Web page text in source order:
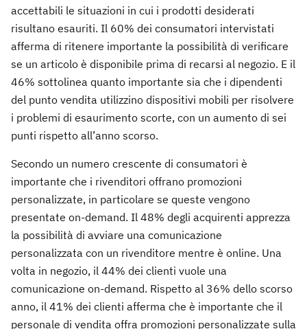
accettabili le situazioni in cui i prodotti desiderati
risultano esauriti. Il 60% dei consumatori intervistati
afferma di ritenere importante la possibilità di verificare
se un articolo è disponibile prima di recarsi al negozio. E il
46% sottolinea quanto importante sia che i dipendenti
del punto vendita utilizzino dispositivi mobili per risolvere
i problemi di esaurimento scorte, con un aumento di sei
punti rispetto all’anno scorso.
Secondo un numero crescente di consumatori è
importante che i rivenditori offrano promozioni
personalizzate, in particolare se queste vengono
presentate on-demand. Il 48% degli acquirenti apprezza
la possibilità di avviare una comunicazione
personalizzata con un rivenditore mentre è online. Una
volta in negozio, il 44% dei clienti vuole una
comunicazione on-demand. Rispetto al 36% dello scorso
anno, il 41% dei clienti afferma che è importante che il
personale di vendita offra promozioni personalizzate sulla